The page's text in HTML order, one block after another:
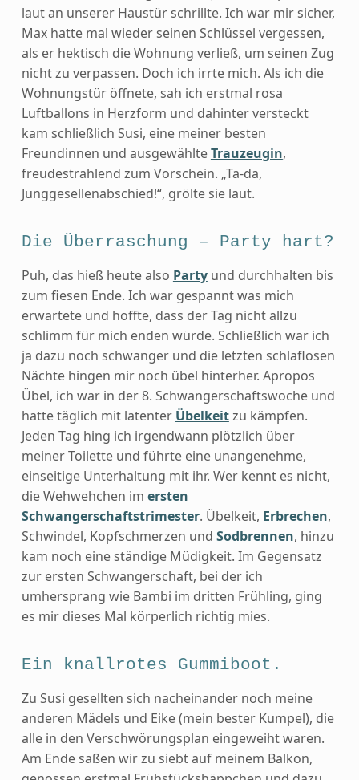
laut an unserer Haustür schrillte. Ich war mir sicher,
Max hatte mal wieder seinen Schlüssel vergessen,
als er hektisch die Wohnung verließ, um seinen Zug
nicht zu verpassen. Doch ich irrte mich. Als ich die
Wohnungstür öffnete, sah ich erstmal rosa
Luftballons in Herzform und dahinter versteckt
kam schließlich Susi, eine meiner besten
Freundinnen und ausgewählteTrauzeugin,
freudestrahlend zum Vorschein. „Ta-da,
Junggesellenabschied!“, grölte sie laut.
Die Überraschung – Party hart?
Puh, das hieß heute also Partyund durchhalten bis
zum fiesen Ende. Ich war gespannt was mich
erwartete und hoffte, dass der Tag nicht allzu
schlimm für mich enden würde. Schließlich war ich
ja dazu noch schwanger und die letzten schlaflosen
Nächte hingen mir noch übel hinterher. Apropos
Übel, ich war in der 8. Schwangerschaftswoche und
hatte täglich mit latenter Übelkeitzu kämpfen.
Jeden Tag hing ich irgendwann plötzlich über
meiner Toilette und führte eine unangenehme,
einseitige Unterhaltung mit ihr. Wer kennt es nicht,
die Wehwehchen im ersten
Schwangerschaftstrimester. Übelkeit, Erbrechen,
Schwindel, Kopfschmerzen und Sodbrennen, hinzu
kam noch eine ständige Müdigkeit. Im Gegensatz
zur ersten Schwangerschaft, bei der ich
umhersprang wie Bambi im dritten Frühling, ging
es mir dieses Mal körperlich richtig mies.
Ein knallrotes Gummiboot.
Zu Susi gesellten sich nacheinander noch meine
anderen Mädels und Eike (mein bester Kumpel), die
alle in den Verschwörungsplan eingeweiht waren.
Am Ende saßen wir zu siebt auf meinem Balkon,